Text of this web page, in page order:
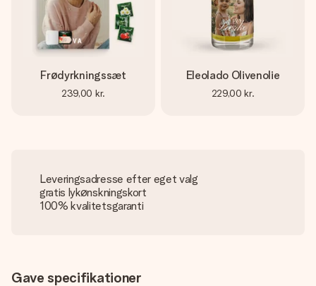
Frødyrkningssæt
239,00 kr.
Eleolado Olivenolie
229,00 kr.
Leveringsadresse efter eget valg
gratis lykønskningskort
100% kvalitetsgaranti
Gave specifikationer